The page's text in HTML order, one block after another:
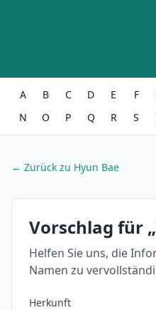
A B C D E F
N
O P Q R S
← Zurück zu Hyun Bae
Vorschlag für
Helfen Sie uns, die
Namen zu
Herkunft